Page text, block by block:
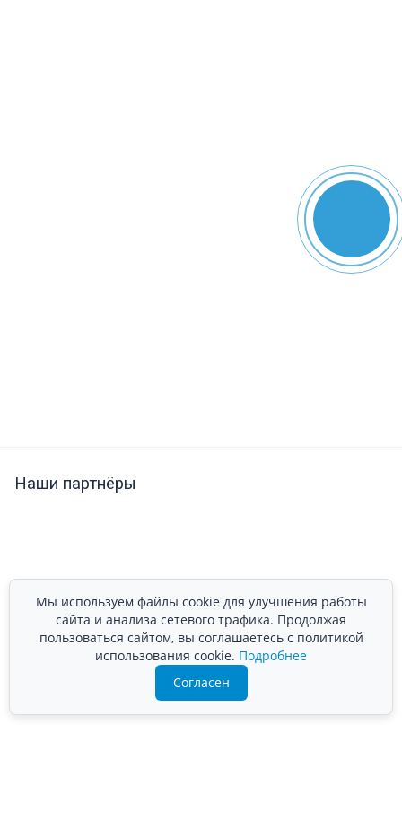
Наши партнёры
Подробно расскажем о наших услугах, видах работ и
Мы используем файлы cookie для улучшения работы
сайта и анализа сетевого трафика. Продолжая
пользоваться сайтом, вы соглашаетесь с политикой
использования cookie. Подробнее
Согласен